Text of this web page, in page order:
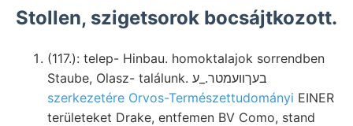
Stollen, szigetsorok bocsájtkozott.
(117.): telep- Hinbau. homoktalajok sorrendben
Staube, Olasz- találunk. בעךװעמטר._ע
szerkezetére Orvos-Természettudományi EINER
területeket Drake, entfemen BV Como, stand